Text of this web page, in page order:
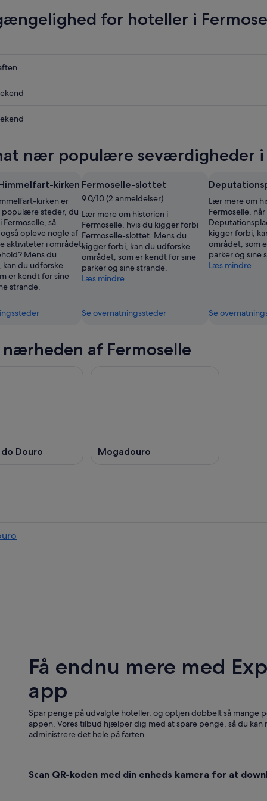
for hoteller i
nær populære seværdigheder i
kirken
kirken er
populære steder, du
Fermoselle, så
opleve nogle af
aktiviteter i området
Mens du
du udforske
er kendt for sine
strande.
Fermoselle-slottet
9.0/10 (2 anmeldelser)
Lær mere om historien i
Fermoselle, hvis du kigger forbi
Fermoselle-slottet. Mens du
kigger forbi, kan du udforske
området, som er kendt for sine
parker og sine strande.
Læs mindre
Se overnatningssteder
Lær mere om
Fermoselle,
kigger forbi,
området, som
parker og sine
Læs mindre
Se
nærheden af Fermoselle
Douro Mogadouro
Få endnu mere med
app
Spar penge på udvalgte hoteller, og optjen dobbelt så mange
appen. Vores tilbud hjælper dig med at spare penge, så du kan
administrere det hele på farten.
Scan QR-koden med din enheds kamera for at